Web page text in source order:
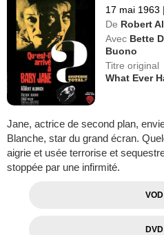
17 mai 1963 |
De Robert
Avec Bette
Buono
Titre original
What Ever
Jane, actrice de second plan,
Blanche, star du grand écran.
aigrie et usée terrorise et
stoppée par une infirmité.
VOD
DVD